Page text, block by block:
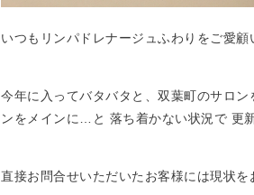
いつもリンパドレナージュふわりをご愛顧
今年に入ってバタバタと、双葉町のサロ
ンをメインに…と 落ち着かない状況で 更
直接お問合せいただいたお客様には現状を